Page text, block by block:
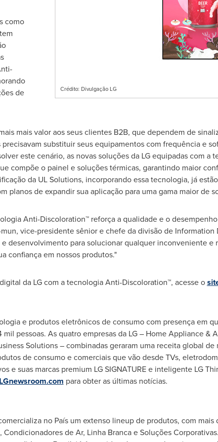
Crédito: Divulgação LG
como
de
mais valor aos seus clientes B2B, que dependem de
substituir seus equipamentos com frequência e
este cenário, as novas soluções da LG equipadas com a
compõe o painel e soluções térmicas, garantindo maior
da UL Solutions, incorporando essa tecnologia, já
planos de expandir sua aplicação para uma gama maior de
Anti-Discoloration™ reforça a qualidade e o
vice-presidente sênior e chefe da divisão de Information
desenvolvimento para solucionar qualquer inconveniente e
confiança em nossos produtos."
da LG com a tecnologia Anti-Discoloration™, acesse o
e produtos eletrônicos de consumo com presença em
pessoas. As quatro empresas da LG – Home Appliance &
Solutions – combinadas geraram uma receita global
de consumo e comerciais que vão desde TVs,
e suas marcas premium LG SIGNATURE e inteligente LG
para obter as últimas notícias.
no País um extenso lineup de produtos, com
de Ar, Linha Branca e Soluções